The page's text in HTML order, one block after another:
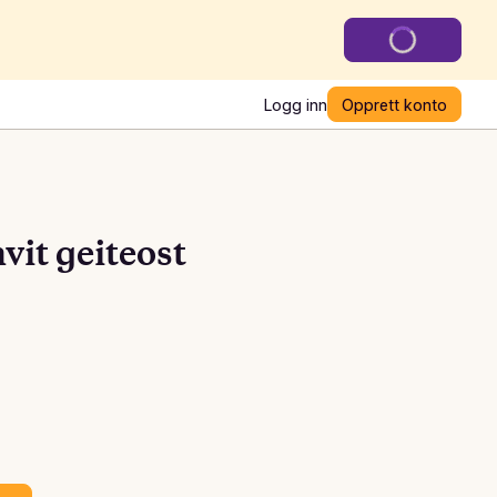
Logg inn Opprett konto
geiteost